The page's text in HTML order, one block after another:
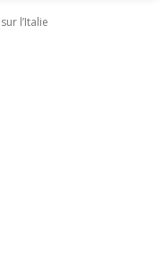
l’Italie